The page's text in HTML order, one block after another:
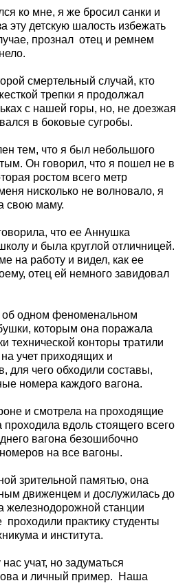
ко мне, я же бросил санки и
эту детскую шалость избежать
прознал отец и ремнем
смертельный случай, кто
трепки я продолжал
с нашей горы, но, не доезжая
в боковые сугробы.
тем, что я был небольшого
Он говорил, что я пошел не в
ростом всего метр
нисколько не волновало, я
свою маму.
что ее Аннушка
и была круглой отличницей.
на работу и видел, как ее
отец ей немного завидовал
об одном феноменальном
которым она поражала
технической конторы тратили
учет приходящих и
для чего обходили составы,
номера каждого вагона.
и смотрела на проходящие
вдоль стоящего всего
вагона безошибочно
на все вагоны.
зрительной памятью, она
движенцем и дослужилась до
железнодорожной станции
проходили практику студенты
и института.
учат, но задуматься
и личный пример.
Наша